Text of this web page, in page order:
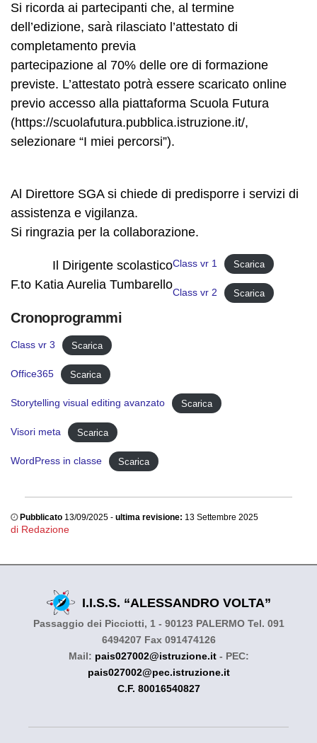
Si ricorda ai partecipanti che, al termine
dell’edizione, sarà rilasciato l’attestato di
completamento previa
partecipazione al 70% delle ore di formazione
previste. L’attestato potrà essere scaricato online
previo accesso alla piattaforma Scuola Futura
(https://scuolafutura.pubblica.istruzione.it/,
selezionare “I miei percorsi”).
Al Direttore SGA si chiede di predisporre i servizi di
assistenza e vigilanza.
Si ringrazia per la collaborazione.
Il Dirigente scolastico
F.to Katia Aurelia Tumbarello
Cronoprogrammi
Class vr 1 Scarica
Class vr 2 Scarica
Class vr 3 Scarica
Office365 Scarica
Storytelling visual editing avanzato Scarica
Visori meta Scarica
WordPress in classe Scarica
Pubblicato 13/09/2025 - ultima revisione: 13 Settembre 2025
di Redazione
I.I.S.S. “ALESSANDRO VOLTA”
Passaggio dei Picciotti, 1 - 90123 PALERMO Tel. 091
6494207 Fax 091474126
Mail: pais027002@istruzione.it- PEC:
pais027002@pec.istruzione.it
C.F. 80016540827